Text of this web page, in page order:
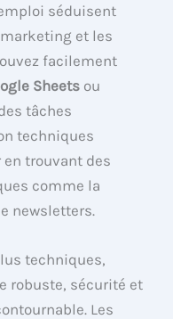
séduisent
et les
facilement
Sheets ou
tâches
techniques
trouvant des
comme la
newsletters.
techniques,
robuste, sécurité et
Les